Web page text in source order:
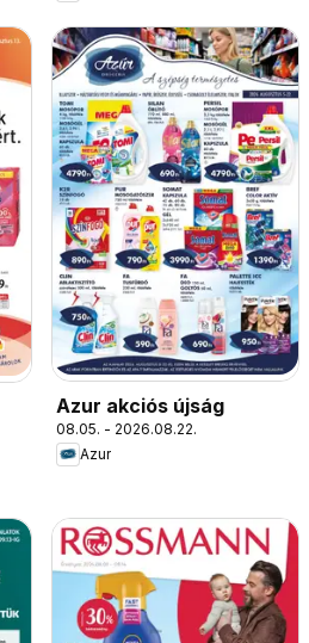
Azur akciós újság
08.05. - 2026.08.22.
Azur